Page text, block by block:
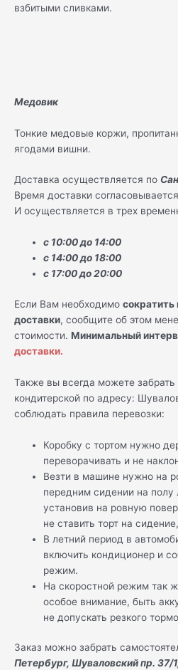
взбитыми сливками.
Медовик
Тонкие медовые коржи,
ягодами вишни.
Доставка осуществляется по
Время доставки
И осуществляется в трех
с 10:00 до 14:00
с 14:00 до 18:00
с 17:00 до 20:00
Если Вам необходимо сократить
доставки, сообщите об этом
стоимости. Минимальный
доставки.
Также вы всегда можете забрать
кондитерской по адресу:
соблюдать правила перевозки:
Коробку с тортом нужно
переворачивать и не
Везти в машине нужно на
передним сидении на полу
установив на ровную
не ставить торт на
В летний период в
включить кондиционер и
режим.
На скоростной режим так
особое внимание, быть
не допускать резкого
Заказ можно забрать
Петербург, Шуваловский пр.